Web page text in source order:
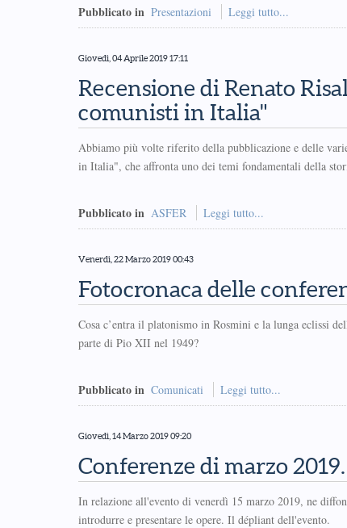
Pubblicato in Presentazioni Leggi tutto...
Giovedì, 04 Aprile 2019 17:11
Recensione di Renato
comunisti in Italia"
Abbiamo più volte riferito della pubblicazione e delle
in Italia", che affronta uno dei temi fondamentali della
Pubblicato in ASFER Leggi tutto...
Venerdì, 22 Marzo 2019 00:43
Fotocronaca delle
Cosa c’entra il platonismo in Rosmini e la lunga eclissi
parte di Pio XII nel 1949?
Pubblicato in Comunicati Leggi tutto...
Giovedì, 14 Marzo 2019 09:20
Conferenze di marzo
In relazione all'evento di venerdì 15 marzo 2019, ne
introdurre e presentare le opere. Il dépliant dell'evento.